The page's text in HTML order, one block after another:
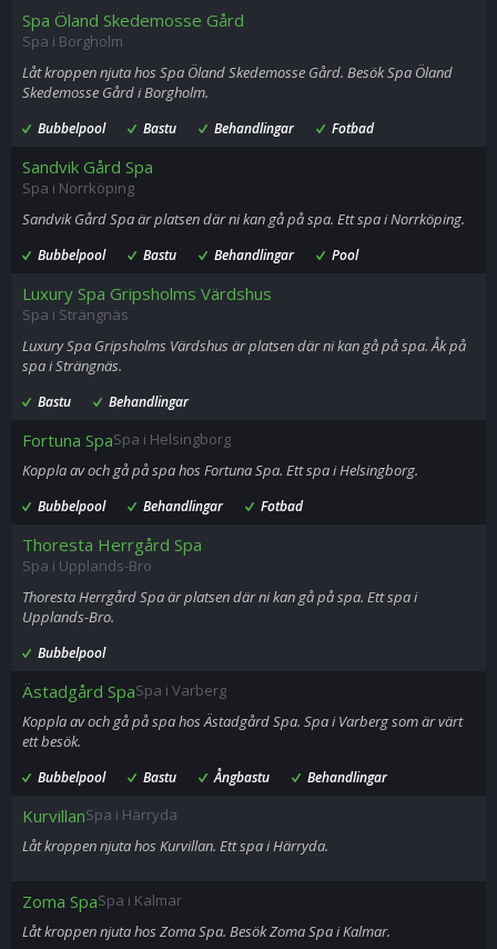
Spa Öland Skedemosse Gård
Spa i Borgholm
Låt kroppen njuta hos Spa Öland Skedemosse Gård. Besök Spa Öland
Skedemosse Gård i Borgholm.
Bubbelpool Bastu Behandlingar Fotbad
Sandvik Gård Spa
Spa i Norrköping
Sandvik Gård Spa är platsen där ni kan gå på spa. Ett spa i Norrköping.
Bubbelpool Bastu Behandlingar Pool
Luxury Spa Gripsholms Värdshus
Spa i Strängnäs
Luxury Spa Gripsholms Värdshus är platsen där ni kan gå på spa. Åk på
spa i Strängnäs.
Bastu Behandlingar
Fortuna SpaSpa i Helsingborg
Koppla av och gå på spa hos Fortuna Spa. Ett spa i Helsingborg.
Bubbelpool Behandlingar Fotbad
Thoresta Herrgård Spa
Spa i Upplands-Bro
Thoresta Herrgård Spa är platsen där ni kan gå på spa. Ett spa i
Upplands-Bro.
Bubbelpool
Ästadgård SpaSpa i Varberg
Koppla av och gå på spa hos Ästadgård Spa. Spa i Varberg som är värt
ett besök.
Bubbelpool Bastu Ångbastu Behandlingar
KurvillanSpa i Härryda
Låt kroppen njuta hos Kurvillan. Ett spa i Härryda.
Zoma SpaSpa i Kalmar
Låt kroppen njuta hos Zoma Spa. Besök Zoma Spa i Kalmar.